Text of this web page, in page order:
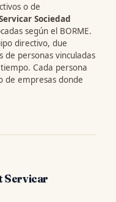
o de
Sociedad
según el BORME.
directivo, due
de personas vinculadas
Cada persona
de empresas donde
Servicar